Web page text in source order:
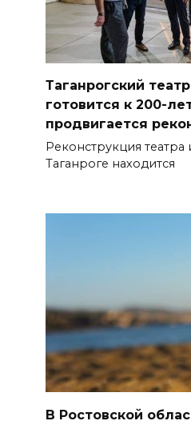
Таганрогский
готовится к 200-
продвигается
Реконструкция театра
Таганроге находится
В Ростовской